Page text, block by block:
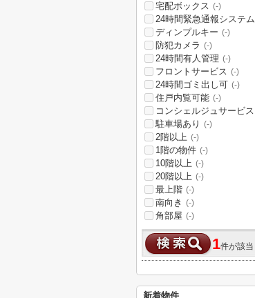
宅配ボックス (-)
24時間緊急通報システム
ディンプルキー (-)
防犯カメラ (-)
24時間有人管理 (-)
フロントサービス (-)
24時間ゴミ出し可 (-)
住戸内覧可能 (-)
コンシェルジュサービス
駐車場あり (-)
2階以上 (-)
1階の物件 (-)
10階以上 (-)
20階以上 (-)
最上階 (-)
南向き (-)
角部屋 (-)
1件が該当
新着物件